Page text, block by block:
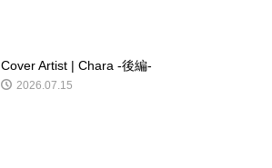
Cover Artist | Chara -後編-
2026.07.15